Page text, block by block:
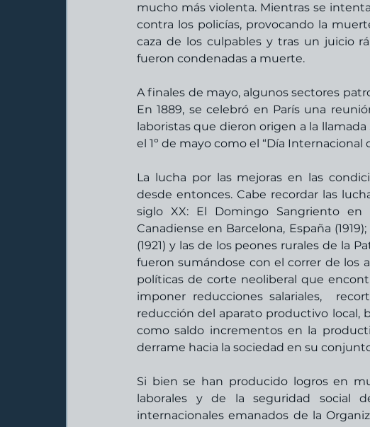
mucho más violenta. Mientras se
contra los policías, provocando la
caza de los culpables y tras un juicio
fueron condenadas a muerte.
A finales de mayo, algunos sectores
En 1889, se celebró en París una
laboristas que dieron origen a la
el 1º de mayo como el “Día Internacional
La lucha por las mejoras en las
desde entonces. Cabe recordar las
siglo XX: El Domingo Sangriento en
Canadiense en Barcelona, España
(1921) y las de los peones rurales de la
fueron sumándose con el correr de los
políticas de corte neoliberal que
imponer reducciones salariales,
reducción del aparato productivo local,
como saldo incrementos en la
derrame hacia la sociedad en su
Si bien se han producido logros en
laborales y de la seguridad social
internacionales emanados de la